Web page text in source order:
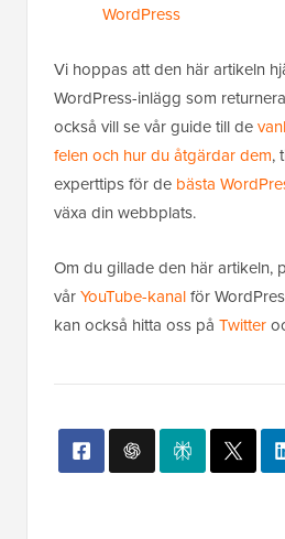
WordPress
Vi hoppas att den här artikeln
WordPress-inlägg som
också vill se vår guide till de
felen och hur du åtgärdar dem,
experttips för de bästa
växa din webbplats.
Om du gillade den här artikeln,
vårYouTube-kanalför
kan också hitta oss på Twitter